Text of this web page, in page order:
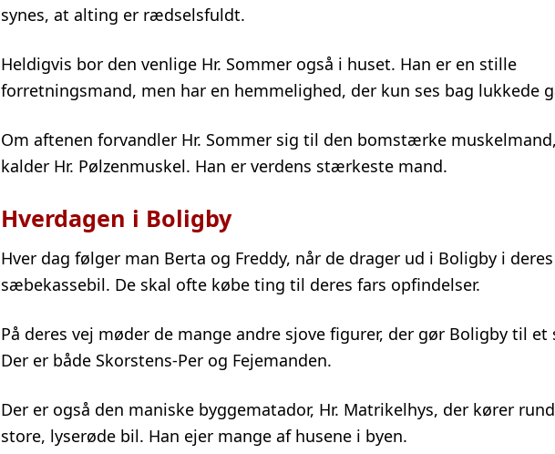
synes, at alting er rædselsfuldt.
Heldigvis bor den venlige Hr. Sommer også i huset. Han er en stille
forretningsmand, men har en hemmelighed, der kun ses bag lukkede
Om aftenen forvandler Hr. Sommer sig til den bomstærke
kalder Hr. Pølzenmuskel. Han er verdens stærkeste mand.
Hverdagen i Boligby
Hver dag følger man Berta og Freddy, når de drager ud i Boligby i deres
sæbekassebil. De skal ofte købe ting til deres fars opfindelser.
På deres vej møder de mange andre sjove figurer, der gør Boligby til et
Der er både Skorstens-Per og Fejemanden.
Der er også den maniske byggematador, Hr. Matrikelhys, der kører
store, lyserøde bil. Han ejer mange af husene i byen.